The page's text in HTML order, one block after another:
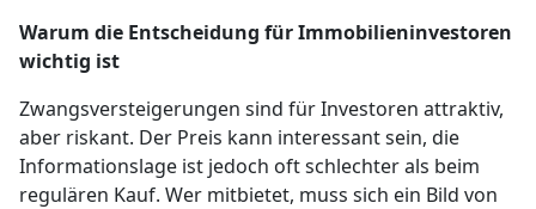
Warum die Entscheidung für Immobilieninvestoren
wichtig ist
Zwangsversteigerungen sind für Investoren attraktiv,
aber riskant. Der Preis kann interessant sein, die
Informationslage ist jedoch oft schlechter als beim
regulären Kauf. Wer mitbietet, muss sich ein Bild von